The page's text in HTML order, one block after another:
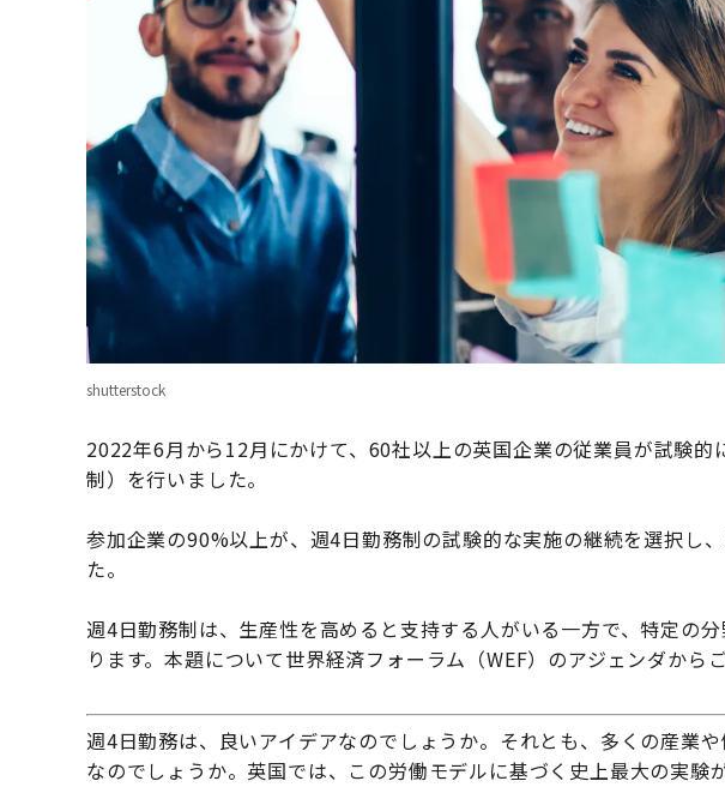
shutterstock
2022年6月から12月にかけて、60社以上の英国企業の従業員が試験的
制）を行いました。
参加企業の90%以上が、週4日勤務制の試験的な実施の継続を選択し
た。
週4日勤務制は、生産性を高めると支持する人がいる一方で、特定の
ります。本題について世界経済フォーラム（WEF）のアジェンダからご
週4日勤務は、良いアイデアなのでしょうか。それとも、多くの産業
なのでしょうか。英国では、この労働モデルに基づく史上最大の実験